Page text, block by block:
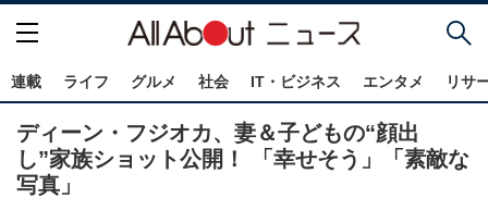
連載 ライフ グルメ 社会 IT・ビジネス エンタメ リサ
ディーン・フジオカ、妻＆子どもの“顔出
し”家族ショット公開！ 「幸せそう」「素敵な
写真」